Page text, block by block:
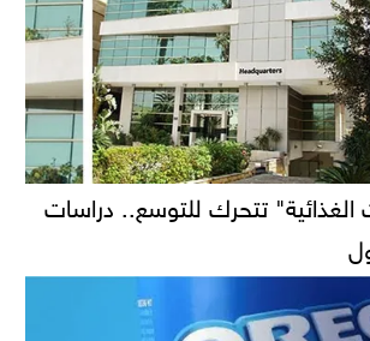
الغذائية" تتحرك للتوسع.. دراسات